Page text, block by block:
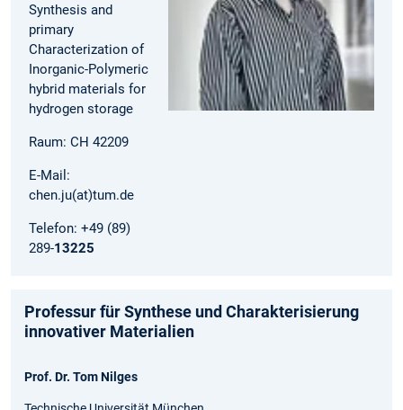
Synthesis and
primary
Characterization of
Inorganic-Polymeric
hybrid materials for
hydrogen storage
Raum: CH 42209
E-Mail:
chen.ju(at)tum.de
Telefon: +49 (89)
289-13225
Professur für Synthese und Charakterisierung
innovativer Materialien
Prof. Dr. Tom Nilges